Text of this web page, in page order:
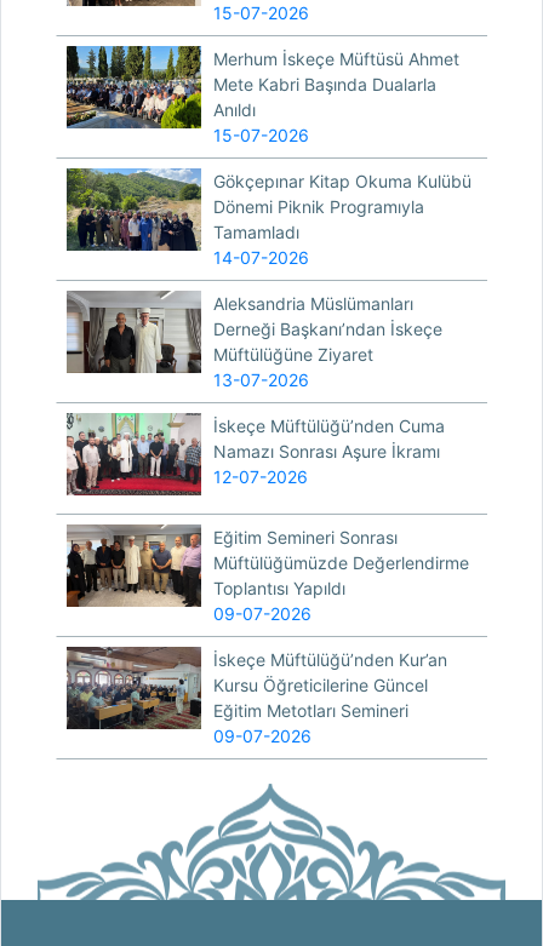
15-07-2026
Merhum İskeçe Müftüsü Ahmet
Mete Kabri Başında Dualarla
Anıldı
15-07-2026
Gökçepınar Kitap Okuma Kulübü
Dönemi Piknik Programıyla
Tamamladı
14-07-2026
Aleksandria Müslümanları
Derneği Başkanı’ndan İskeçe
Müftülüğüne Ziyaret
13-07-2026
İskeçe Müftülüğü’nden Cuma
Namazı Sonrası Aşure İkramı
12-07-2026
Eğitim Semineri Sonrası
Müftülüğümüzde Değerlendirme
Toplantısı Yapıldı
09-07-2026
İskeçe Müftülüğü’nden Kur’an
Kursu Öğreticilerine Güncel
Eğitim Metotları Semineri
09-07-2026